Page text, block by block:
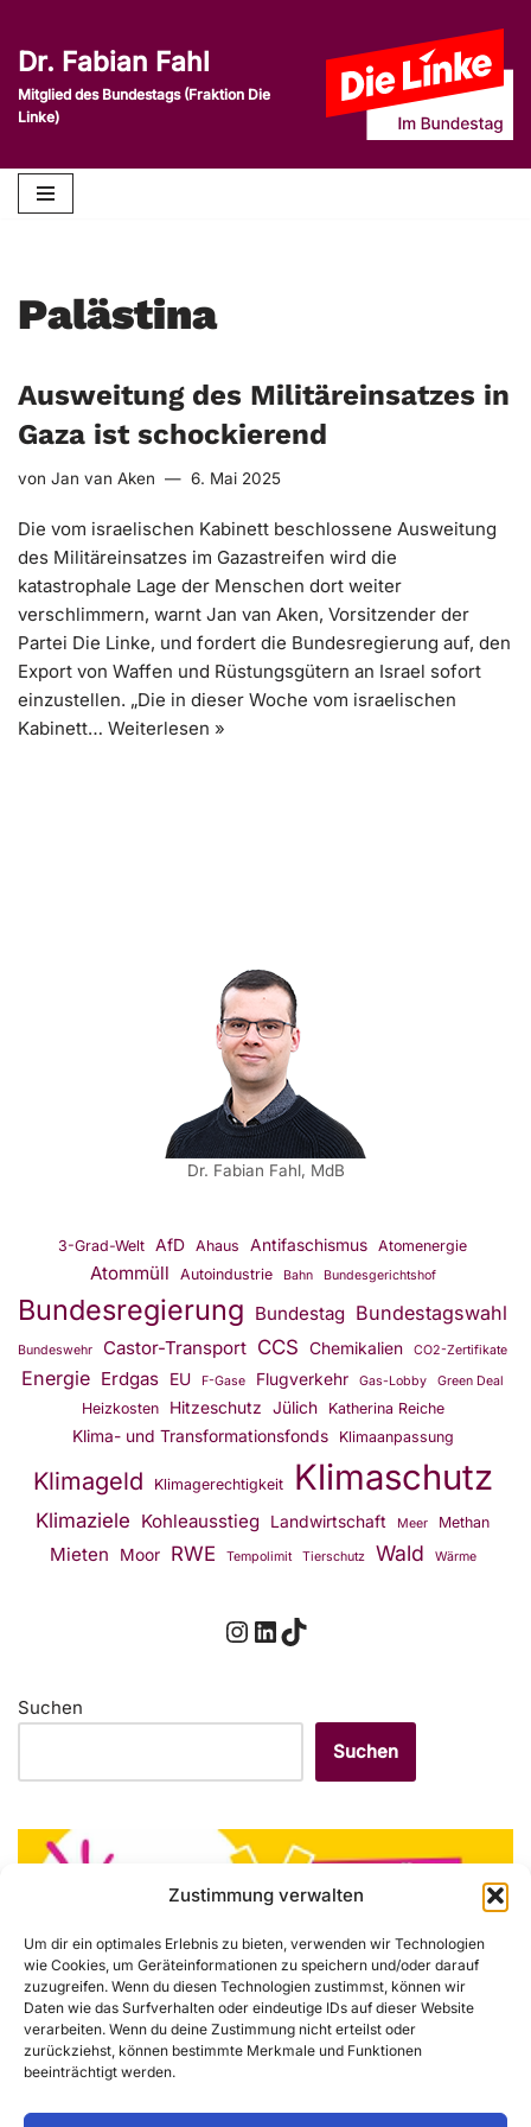
Zustimmung verwalten
Um dir ein optimales Erlebnis zu bieten, verwenden wir Technologien
wie Cookies, um Geräteinformationen zu speichern und/oder darauf
zuzugreifen. Wenn du diesen Technologien zustimmst, können wir
Daten wie das Surfverhalten oder eindeutige IDs auf dieser Website
verarbeiten. Wenn du deine Zustimmung nicht erteilst oder
zurückziehst, können bestimmte Merkmale und Funktionen
beeinträchtigt werden.
Zum
Inhalt
springen
Dr. Fabian Fahl
Mitglied des Bundestags (Fraktion Die
Linke)
Palästina
Ausweitung des Militäreinsatzes in
Gaza ist schockierend
von Jan van Aken 6. Mai 2025
Die vom israelischen Kabinett beschlossene Ausweitung
des Militäreinsatzes im Gazastreifen wird die
katastrophale Lage der Menschen dort weiter
verschlimmern, warnt Jan van Aken, Vorsitzender der
Partei Die Linke, und fordert die Bundesregierung auf, den
Export von Waffen und Rüstungsgütern an Israel sofort
einzustellen. „Die in dieser Woche vom israelischen
Kabinett… Weiterlesen »
Dr. Fabian Fahl, MdB
3-Grad-Welt AfD Ahaus Antifaschismus Atomenergie
Atommüll Autoindustrie Bahn Bundesgerichtshof
Bundesregierung Bundestag Bundestagswahl
Bundeswehr Castor-Transport CCS Chemikalien CO2-Zertifikate
Energie Erdgas EU F-Gase Flugverkehr Gas-Lobby Green Deal
Heizkosten Hitzeschutz Jülich Katherina Reiche
Klima- und Transformationsfonds Klimaanpassung
Klimageld Klimagerechtigkeit Klimaschutz
Klimaziele Kohleausstieg Landwirtschaft Meer Methan
Mieten Moor RWE Tempolimit Tierschutz Wald Wärme
Suchen
Suchen
Ein Fehler ist aufgetreten – der Feed funktioniert zurzeit